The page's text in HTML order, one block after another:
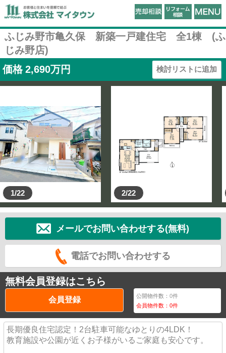
ふじみ野市亀久保 新築一戸建住宅 全1棟 (ふ
じみ野店)
価格 2,690万円 検討リストに追加
1/22 2/22
メールでお問い合わせする(無料)
電話でお問い合わせする
無料会員登録はこちら
会員登録 公開物件数：0件
会員物件数：0件
長期優良住宅認定！2台駐車可能なゆとりの4LDK！
教育施設や公園が近くお子様がいるご家庭も安心です。